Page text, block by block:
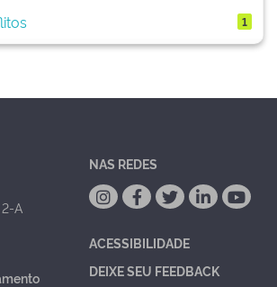
1
A
NAS REDES
ACESSIBILIDADE
DEIXE SEU FEEDBACK